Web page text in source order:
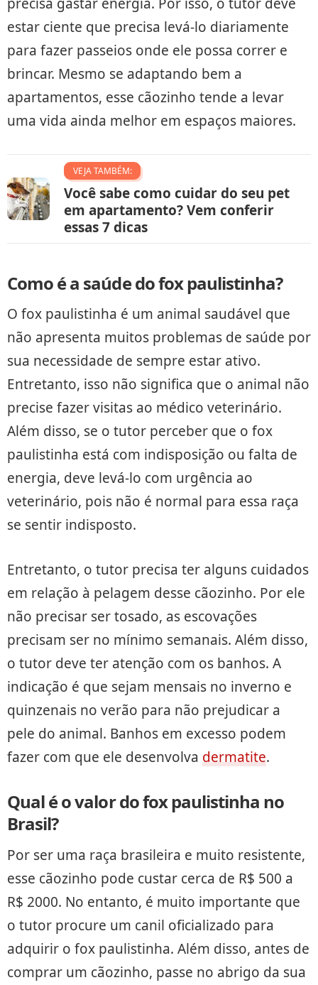
estar ciente que precisa levá-lo diariamente
para fazer passeios onde ele possa correr e
brincar. Mesmo se adaptando bem a
apartamentos, esse cãozinho tende a levar
uma vida ainda melhor em espaços maiores.
VEJA TAMBÉM:
Você sabe como cuidar do seu pet
em apartamento? Vem conferir
essas 7 dicas
Como é a saúde do fox paulistinha?
O fox paulistinha é um animal saudável que
não apresenta muitos problemas de saúde por
sua necessidade de sempre estar ativo.
Entretanto, isso não significa que o animal não
precise fazer visitas ao médico veterinário.
Além disso, se o tutor perceber que o fox
paulistinha está com indisposição ou falta de
energia, deve levá-lo com urgência ao
veterinário, pois não é normal para essa raça
se sentir indisposto.
Entretanto, o tutor precisa ter alguns cuidados
em relação à pelagem desse cãozinho. Por ele
não precisar ser tosado, as escovações
precisam ser no mínimo semanais. Além disso,
o tutor deve ter atenção com os banhos. A
indicação é que sejam mensais no inverno e
quinzenais no verão para não prejudicar a
pele do animal. Banhos em excesso podem
fazer com que ele desenvolva dermatite.
Qual é o valor do fox paulistinha no
Brasil?
Por ser uma raça brasileira e muito resistente,
esse cãozinho pode custar cerca de R$ 500 a
R$ 2000. No entanto, é muito importante que
o tutor procure um canil oficializado para
adquirir o fox paulistinha. Além disso, antes de
comprar um cãozinho, passe no abrigo da sua